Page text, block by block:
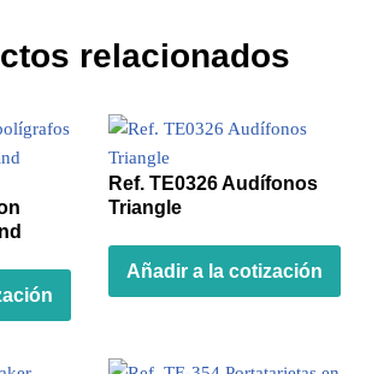
relacionados
Ref. TE0326 Audífonos
Triangle
Añadir a la cotización